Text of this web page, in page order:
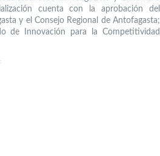
cuenta con la aprobación del
y el Consejo Regional de Antofagasta;
de Innovación para la Competitividad